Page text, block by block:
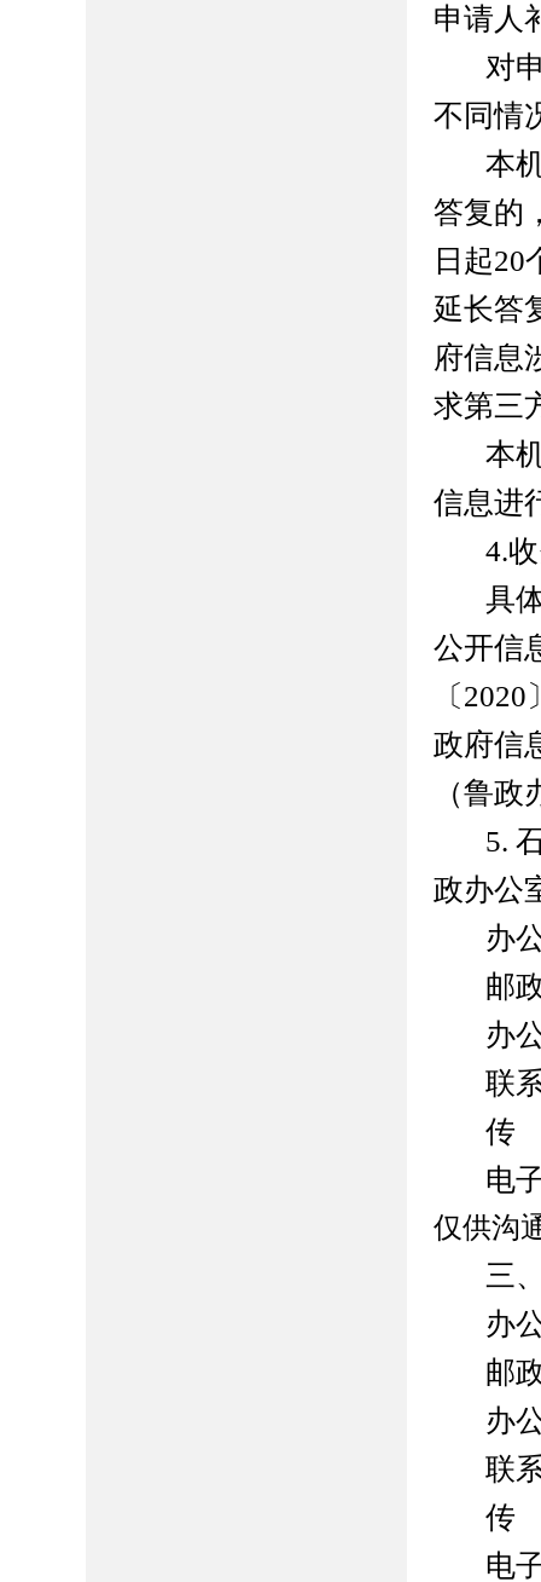
申请人
对
不同情
本
答复的
日起20
延长答
府信息
求第三
本
信息进
4.
具
公开信
〔
政府信
（鲁
5.
政办公
办
邮
办
联
传
电
仅供沟
三
办
邮
办
联
传
电